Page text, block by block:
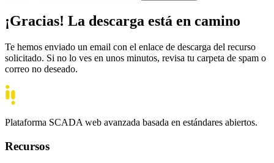
¡Gracias! La descarga está en camino
Te hemos enviado un email con el enlace de descarga del recurso
solicitado. Si no lo ves en unos minutos, revisa tu carpeta de spam o
correo no deseado.
Plataforma SCADA web avanzada basada en estándares abiertos.
Recursos